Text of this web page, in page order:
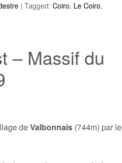
| Tagged: Coiro, Le Coiro,
– Massif du
deValbonnais (744m) par le